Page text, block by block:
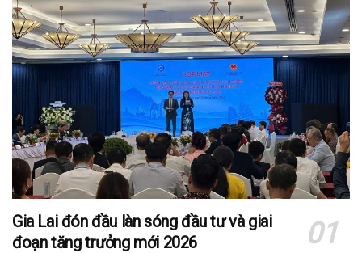
Gia Lai đón đầu làn sóng đầu tư và giai
đoạn tăng trưởng mới 2026